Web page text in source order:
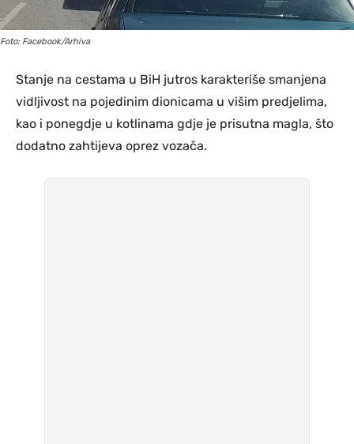
Foto: Facebook/Arhiva
Stanje na cestama u BiH jutros karakteriše smanjena
vidljivost na pojedinim dionicama u višim predjelima,
kao i ponegdje u kotlinama gdje je prisutna magla, što
dodatno zahtijeva oprez vozača.